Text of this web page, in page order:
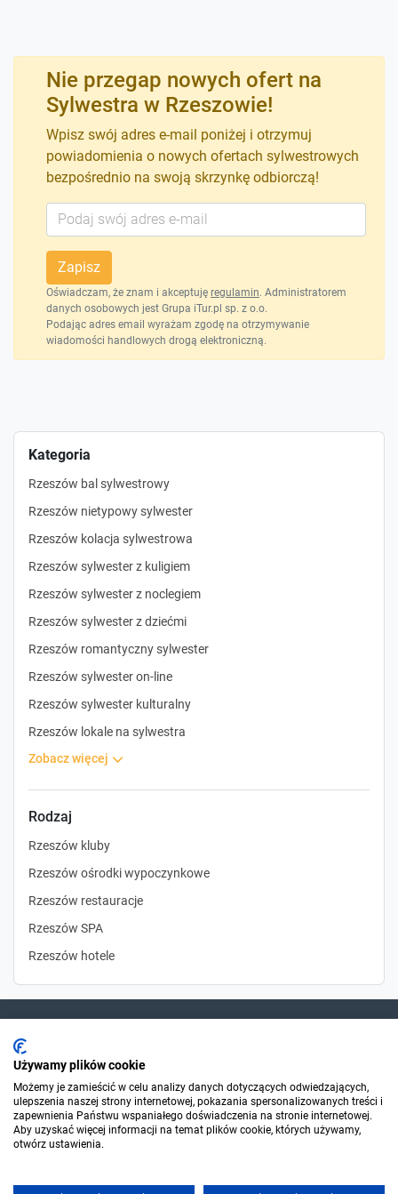
Kategoria
Rzeszów bal sylwestrowy
Rzeszów nietypowy sylwester
Rzeszów kolacja sylwestrowa
Rzeszów sylwester z kuligiem
Rzeszów sylwester z noclegiem
Rzeszów sylwester z dziećmi
Rzeszów romantyczny sylwester
Rzeszów sylwester on-line
Rzeszów sylwester kulturalny
Rzeszów lokale na sylwestra
zobacz więcej
Rodzaj
Rzeszów kluby
Rzeszów ośrodki wypoczynkowe
Rzeszów restauracje
Rzeszów SPA
Rzeszów hotele
Nie przegap nowych ofert na
Sylwestra w Rzeszowie!
Wpisz swój adres e-mail poniżej i otrzymuj
powiadomienia o nowych ofertach sylwestrowych
bezpośrednio na swoją skrzynkę odbiorczą!
Zapisz
Oświadczam, że znam i akceptuję regulamin. Administratorem
danych osobowych jest Grupa iTur.pl sp. z o.o.
Podając adres email wyrażam zgodę na otrzymywanie
wiadomości handlowych drogą elektroniczną.
Dla szukających
Dla organizatorów
Używamy plików cookie
Możemy je zamieścić w celu analizy danych dotyczących odwiedzających,
ulepszenia naszej strony internetowej, pokazania spersonalizowanych treści i
zapewnienia Państwu wspaniałego doświadczenia na stronie internetowej.
Aby uzyskać więcej informacji na temat plików cookie, których używamy,
otwórz ustawienia.